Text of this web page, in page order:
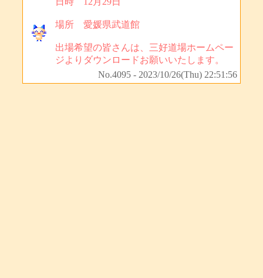
場所 愛媛県武道館
出場希望の皆さんは、三好道場ホームペー
ジよりダウンロードお願いいたします。
No.4095 - 2023/10/26(Thu) 22:51:56